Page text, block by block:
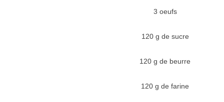
3 oeufs
120 g de sucre
120 g de beurre
120 g de farine